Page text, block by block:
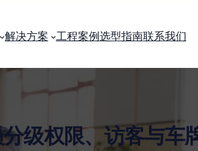
解决方案 工程案例 选型指南联系我们
级权限、访客与车